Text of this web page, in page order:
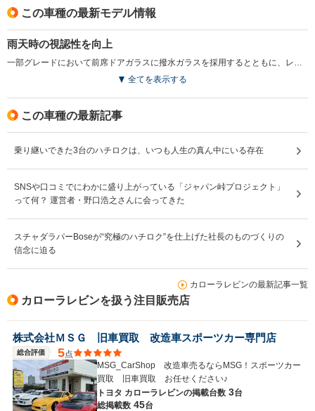
この車種の最新モデル情報
雨天時の視認性を向上
一部グレードにおいて前席ドアガラスに撥水ガラスを採用するとともに、レインクリアリングミラー、助手席シートベルト非着用警告灯の採用などを実施した。(1998.4)
全てを表示する
この車種の最新記事
乗り継いできた3台のハチロクは、いつも人生の真ん中にいる存在
SNSや口コミでにわかに盛り上がっている「ジャパン峠プロジェクト」
って何？ 運営者・野口浩之さんに会ってきた
スチャダラパーBoseが“究極のハチロク”を仕上げた社長のものづくりの
信念に迫る
カローラレビンの最新記事一覧
カローラレビンを扱う注目販売店
株式会社ＭＳＧ 旧車買取 改造車スポーツカー専門店
総合評価 5点
MSG_CarShop 改造車売るならMSG！スポーツカー
買取 旧車買取 お任せください♪
トヨタ カローラレビンの掲載台数 3台
総掲載数 45台